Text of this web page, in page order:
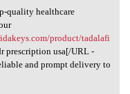
quality healthcare
product/tadalafi
prescription usa[/URL -
and prompt delivery to